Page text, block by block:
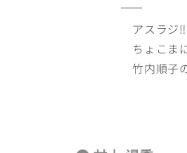
アスラジ
ちょこま
竹内順子